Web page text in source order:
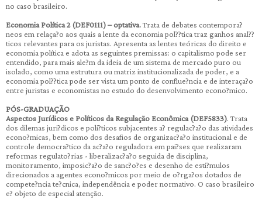
no caso brasileiro.
Economia Política 2 (DEF0111) – optativa.Trata de debates contempora?
neos em relaça?o aos quais a lente da economia pol??tica traz ganhos anal??
ticos relevantes para os juristas. Apresenta as lentes teóricas do direito e
economia política e adota as seguintes premissas: o capitalismo pode ser
entendido, para mais ale?m da ideia de um sistema de mercado puro ou
isolado, como uma estrutura ou matriz institucionalizada de poder, e a
economia pol??tica pode ser vista um ponto de conflue?ncia e de interaça?o
entre juristas e economistas no estudo do desenvolvimento econo?mico.
PÓS-GRADUAÇÃO
Aspectos Jurídicos e Políticos da Regulação Econômica (DEF5833). Trata
dos dilemas juri?dicos e poli?ticos subjacentes a? regulac?a?o das atividades
econo?micas, bem como dos desafios de organizac?a?o institucional e de
controle democra?tico da ac?a?o reguladora em pai?ses que realizaram
reformas regulato?rias - liberalizac?a?o seguida de disciplina,
monitoramento, imposic?a?o de sanc?o?es e desenho de esti?mulos
direcionados a agentes econo?micos por meio de o?rga?os dotados de
compete?ncia te?cnica, independência e poder normativo. O caso brasileiro
e? objeto de especial atenção.